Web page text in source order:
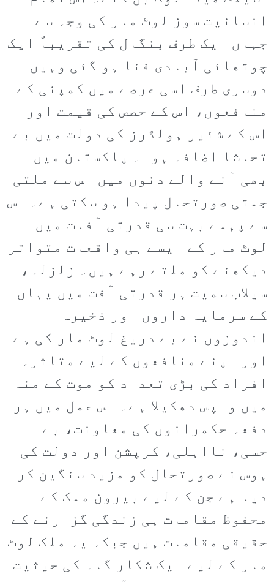
انسانیت سوز لوٹ مار کی وجہ سے
جہاں ایک طرف بنگال کی تقریباً ایک
چوتھائی آبادی فنا ہو گئی وہیں
دوسری طرف اسی عرصے میں کمپنی کے
منافعوں، اس کے حصص کی قیمت اور
اس کے شئیر ہولڈرز کی دولت میں بے
تحاشا اضافہ ہوا۔ پاکستان میں
بھی آنے والے دنوں میں اس سے ملتی
جلتی صورتحال پیدا ہو سکتی ہے۔ اس
سے پہلے بہت سی قدرتی آفات میں
لوٹ مار کے ایسے ہی واقعات متواتر
دیکھنے کو ملتے رہے ہیں۔ زلزلہ،
سیلاب سمیت ہر قدرتی آفت میں یہاں
کے سرمایہ داروں اور ذخیرہ
اندوزوں نے بے دریغ لوٹ مار کی ہے
اور اپنے منافعوں کے لیے متاثرہ
افراد کی بڑی تعداد کو موت کے منہ
میں واپس دھکیلا ہے۔ اس عمل میں ہر
دفعہ حکمرانوں کی معاونت، بے
حسی، نااہلی، کرپشن اور دولت کی
ہوس نے صورتحال کو مزید سنگین کر
دیا ہے جن کے لیے بیرون ملک کے
محفوظ مقامات ہی زندگی گزارنے کے
حقیقی مقامات ہیں جبکہ یہ ملک لوٹ
مار کے لیے ایک شکار گاہ کی حیثیت